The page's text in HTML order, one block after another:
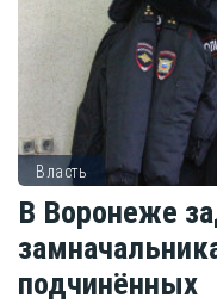
Власть
В Воронеже
подчинённых